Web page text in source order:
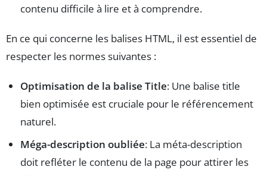
contenu difficile à lire et à comprendre.
En ce qui concerne les balises HTML, il est essentiel de
respecter les normes suivantes :
Optimisation de la balise Title: Une balise title
bien optimisée est cruciale pour le référencement
naturel.
Méga-description oubliée: La méta-description
doit refléter le contenu de la page pour attirer les